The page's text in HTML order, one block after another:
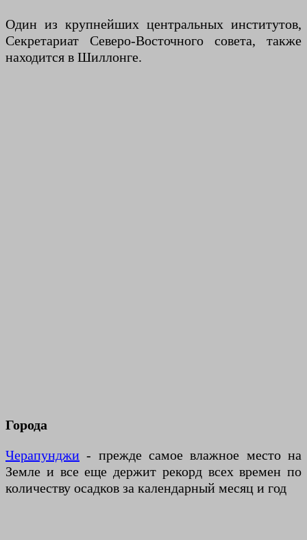
Один из крупнейших центральных институтов,
Секретариат Северо-Восточного совета, также
находится в Шиллонге.
Города
Черапунджи - прежде самое влажное место на
Земле и все еще держит рекорд всех времен по
количеству осадков за календарный месяц и год